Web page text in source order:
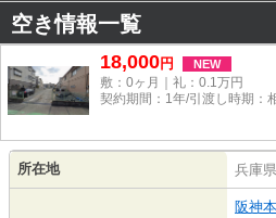
空き情報一覧
18,000円 NEW
敷：0ヶ月｜礼：0.1万円
契約期間：1年/引渡し時期：
所在地 兵庫県
阪神